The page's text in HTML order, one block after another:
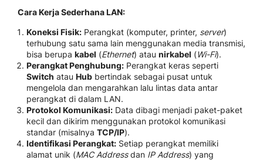
Cara Kerja Sederhana LAN:
Koneksi Fisik: Perangkat (komputer, printer, server)
terhubung satu sama lain menggunakan media transmisi,
bisa berupa kabel (Ethernet) atau nirkabel (Wi-Fi).
Perangkat Penghubung: Perangkat keras seperti
Switch atau Hub bertindak sebagai pusat untuk
mengelola dan mengarahkan lalu lintas data antar
perangkat di dalam LAN.
Protokol Komunikasi: Data dibagi menjadi paket-paket
kecil dan dikirim menggunakan protokol komunikasi
standar (misalnya TCP/IP).
Identifikasi Perangkat: Setiap perangkat memiliki
alamat unik (MAC Addressdan IP Address) yang